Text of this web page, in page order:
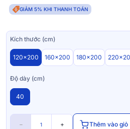
GIẢM 5% KHI THANH TOÁN
Kích thước (cm)
120x200 160x200 180x200
Độ dày (cm)
40
− + Thêm vào giỏ